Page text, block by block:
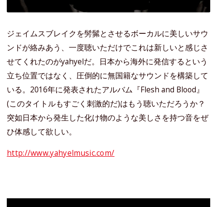
ジェイムスブレイクを髣髴とさせるボーカルに美しいサウ
ンドが絡みあう、一度聴いただけでこれは新しいと感じさ
せてくれたのがyahyelだ。日本から海外に発信するという
立ち位置ではなく、圧倒的に無国籍なサウンドを構築して
いる。2016年に発表されたアルバム『Flesh and Blood』
(このタイトルもすごく刺激的だ)はもう聴いただろうか？
突如日本から発生した化け物のような美しさを持つ音をぜ
ひ体感して欲しい。
http://www.yahyelmusic.com/